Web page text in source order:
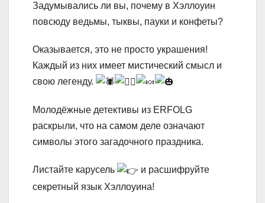
Задумывались ли вы, почему в Хэллоуин
повсюду ведьмы, тыквы, пауки и конфеты?
Оказывается, это не просто украшения!
Каждый из них имеет мистический смысл и
свою легенду.
Молодёжные детективы из ERFOLG
раскрыли, что на самом деле означают
символы этого загадочного праздника.
Листайте карусель
и расшифруйте
секретный язык Хэллоуина!